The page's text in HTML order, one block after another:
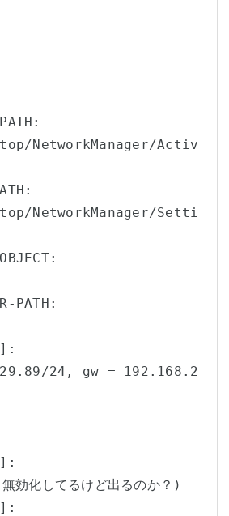
NetworkManager/Activ
NetworkManager/Setti
PATH:
24, gw = 192.168.2
化してるけど出るのか？)